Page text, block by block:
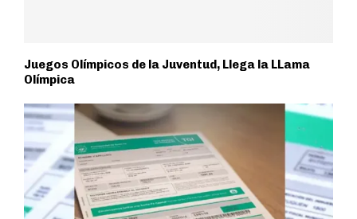
Juegos Olímpicos de la Juventud, Llega la LLama
Olímpica